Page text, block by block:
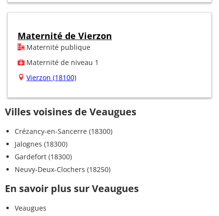
Maternité de Vierzon
Maternité publique
Maternité de niveau 1
Vierzon (18100)
Villes voisines de Veaugues
Crézancy-en-Sancerre (18300)
Jalognes (18300)
Gardefort (18300)
Neuvy-Deux-Clochers (18250)
En savoir plus sur Veaugues
Veaugues